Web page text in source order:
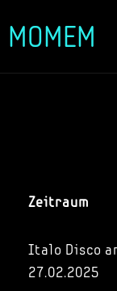
Zum
MOMEM
Zeitraum
Italo Disco
27.02.2025